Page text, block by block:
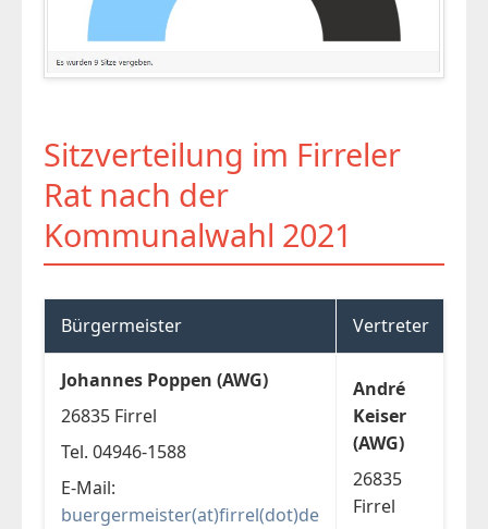
Sitzverteilung im Firreler
Rat nach der
Kommunalwahl 2021
Bürgermeister Vertreter
Johannes Poppen (AWG)
26835 Firrel
Tel. 04946-1588
E-Mail:
buergermeister(at)firrel(dot)de
André
Keiser
(AWG)
26835
Firrel